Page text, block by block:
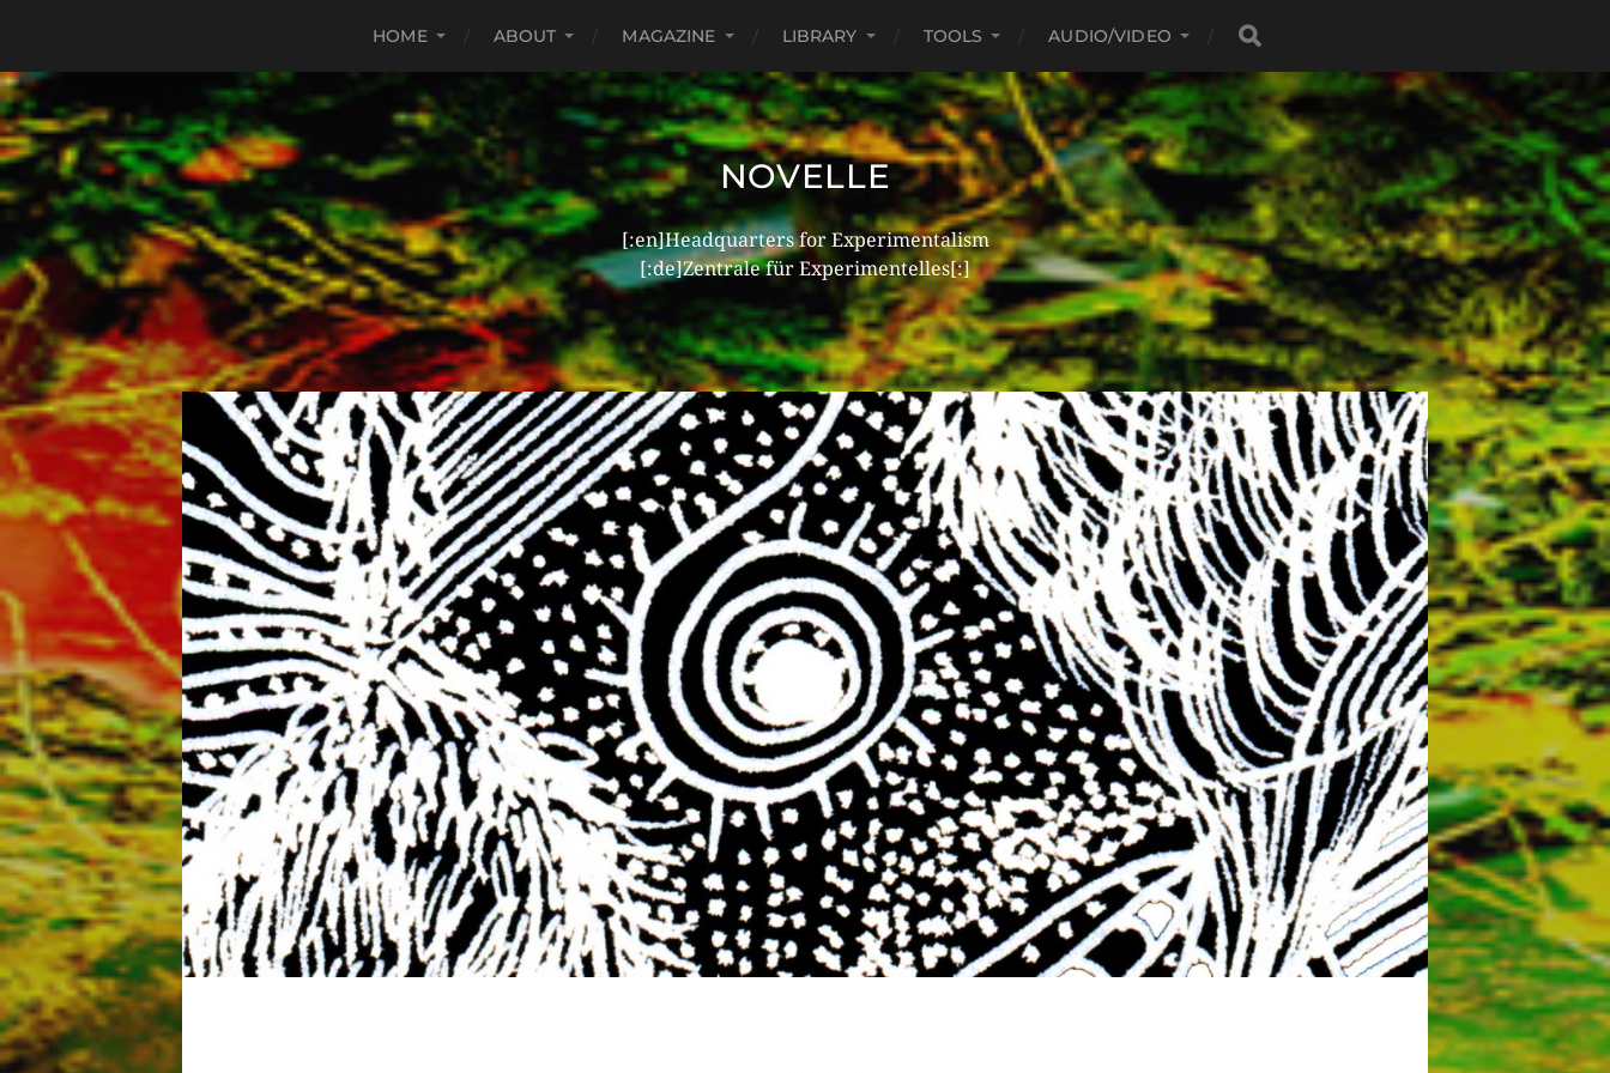
HOME ABOUT MAGAZINE LIBRARY TOOLS AUDIO/VIDEO
NOVELLE
[:en]Headquarters for Experimentalism
[:de]Zentrale für Experimentelles[:]